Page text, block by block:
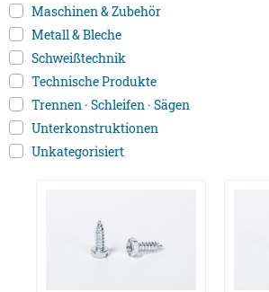
Maschinen & Zubehör
Metall & Bleche
Schweißtechnik
Technische Produkte
Trennen · Schleifen · Sägen
Unterkonstruktionen
Unkategorisiert